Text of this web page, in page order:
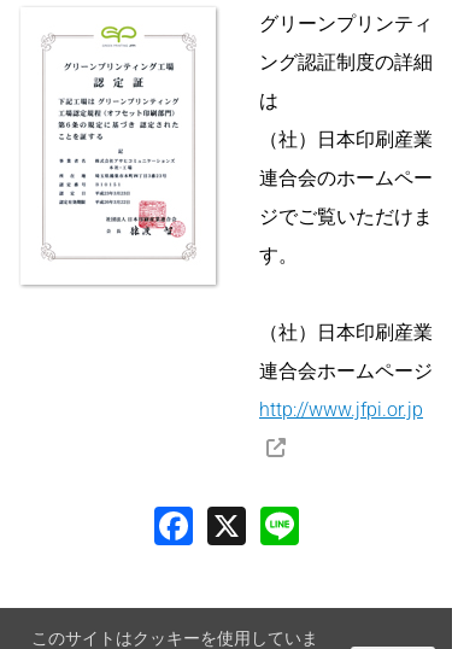
グリーンプリンティ
ング認証制度の詳細
は
（社）日本印刷産業
連合会のホームペー
ジでご覧いただけま
す。
（社）日本印刷産業
連合会ホームページ
http://www.jfpi.or.jp
このサイトはクッキーを使用していま